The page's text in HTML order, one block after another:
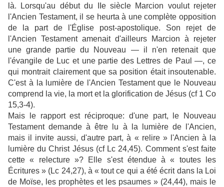
là. Lorsqu'au début du IIe siècle Marcion voulut rejeter
l'Ancien Testament, il se heurta à une complète opposition
de la part de l'Église post-apostolique. Son rejet de
l'Ancien Testament amenait d'ailleurs Marcion à rejeter
une grande partie du Nouveau — il n'en retenait que
l'évangile de Luc et une partie des Lettres de Paul —, ce
qui montrait clairement que sa position était insoutenable.
C'est à la lumière de l'Ancien Testament que le Nouveau
comprend la vie, la mort et la glorification de Jésus (cf 1 Co
15,3-4).
Mais le rapport est réciproque: d'une part, le Nouveau
Testament demande à être lu à la lumière de l'Ancien,
mais il invite aussi, d'autre part, à « relire » l'Ancien à la
lumière du Christ Jésus (cf Lc 24,45). Comment s'est faite
cette « relecture »? Elle s'est étendue à « toutes les
Écritures » (Lc 24,27), à « tout ce qui a été écrit dans la Loi
de Moïse, les prophètes et les psaumes » (24,44), mais le